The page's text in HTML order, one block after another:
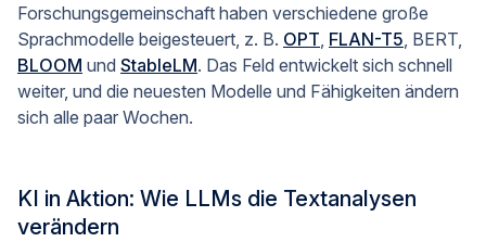
Forschungsgemeinschaft haben verschiedene große
Sprachmodelle beigesteuert, z. B. OPT, FLAN-T5, BERT,
BLOOM und StableLM. Das Feld entwickelt sich schnell
weiter, und die neuesten Modelle und Fähigkeiten ändern
sich alle paar Wochen.
KI in Aktion: Wie LLMs die Textanalysen
verändern